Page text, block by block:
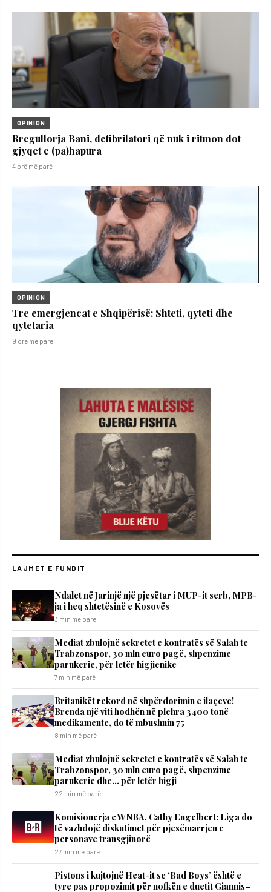
OPINION
Rregullorja Bani, defibrilatori që nuk i ritmon dot
gjyqet e (pa)hapura
4 orë më parë
OPINION
Tre emergjencat e Shqipërisë: Shteti, qyteti dhe
qytetaria
9 orë më parë
LAJMET E FUNDIT
Ndalet në Jarinjë një pjesëtar i MUP-it serb, MPB-
ja i heq shtetësinë e Kosovës
3 min më parë
Mediat zbulojnë sekretet e kontratës së Salah te
Trabzonspor, 30 mln euro pagë, shpenzime
parukerie, për letër higjienike
7 min më parë
Britanikët rekord në shpërdorimin e ilaçeve!
Brenda një viti hodhën në plehra 3400 tonë
medikamente, do të mbushnin 75
8 min më parë
Mediat zbulojnë sekretet e kontratës së Salah te
Trabzonspor, 30 mln euro pagë, shpenzime
parukerie dhe… për letër higji
22 min më parë
Komisionerja e WNBA, Cathy Engelbert: Liga do
të vazhdojë diskutimet për pjesëmarrjen e
personave transgjinorë
27 min më parë
Pistons i kujtojnë Heat-it se ‘Bad Boys’ është e
tyre pas propozimit për nofkën e duetit Giannis–